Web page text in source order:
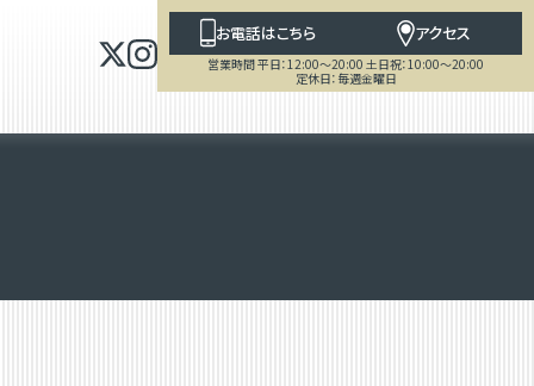
お電話はこちら アクセス
営業時間 平日：12:00～20:00 土日祝：10:00～20:00
定休日：毎週金曜日